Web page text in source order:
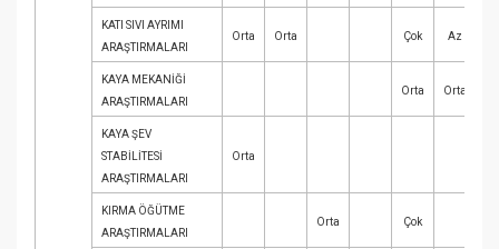
KATI SIVI AYRIMI
ARAŞTIRMALARI
Orta Orta Çok Az
KAYA MEKANİĞİ
ARAŞTIRMALARI
Orta Orta
KAYA ŞEV
STABİLİTESİ
ARAŞTIRMALARI
Orta
KIRMA ÖĞÜTME
ARAŞTIRMALARI
Orta Çok